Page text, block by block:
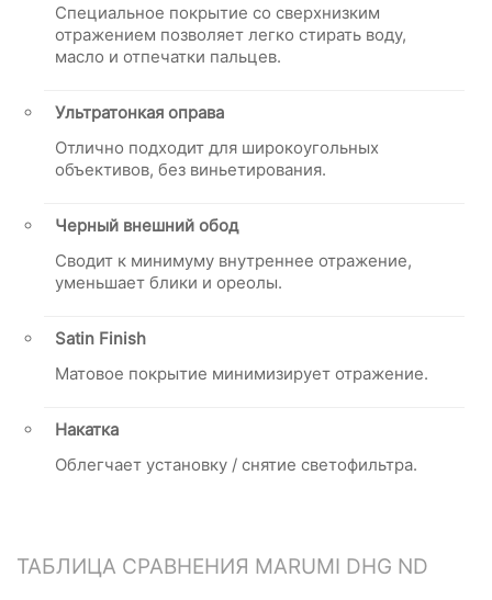
Специальное покрытие со сверхнизким
отражением позволяет легко стирать воду,
масло и отпечатки пальцев.
Ультратонкая оправа
Отлично подходит для широкоугольных
объективов, без виньетирования.
Черный внешний обод
Cводит к минимуму внутреннее отражение,
уменьшает блики и ореолы.
Satin Finish
Матовое покрытие минимизирует отражение.
Накатка
Облегчает установку / снятие светофильтра.
ТАБЛИЦА СРАВНЕНИЯ MARUMI DHG ND